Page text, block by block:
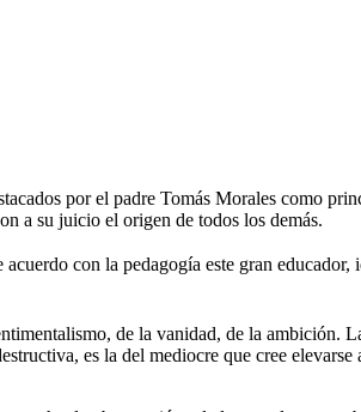
por el padre Tomás Morales como
a su juicio el origen de todos los demás.
con la pedagogía este gran
de la vanidad, de la
es la del mediocre que cree